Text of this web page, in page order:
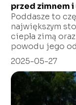
przed zimnem i
Poddasze to
największym
ciepła zimą
powodu jego
2025-05-27